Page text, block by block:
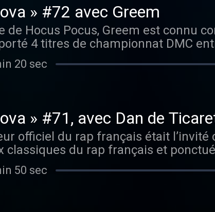
» #72 avec Greem
de Hocus Pocus, Greem est connu
4 titres de championnat DMC
marquée par des influences hip
sur Radio Nova, ce vendredi 24
20 sec
» #71, avec Dan de
officiel du rap français était l’invité
classiques du rap français et
50 sec